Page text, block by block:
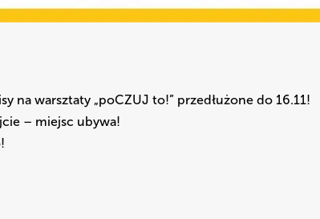
na warsztaty „poCZUJ to!” przedłużone do 16.11!
– miejsc ubywa!